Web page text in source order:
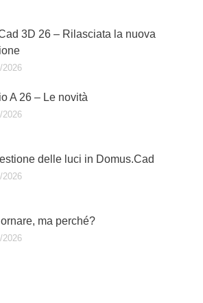
3D 26 – Rilasciata la nuova
2026
A 26 – Le novità
2026
delle luci in Domus.Cad
2026
ma perché?
2026